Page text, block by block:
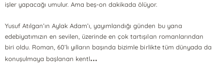
işler yapacağı umulur. Ama beş-on dakikada ölüyor.
Yusuf Atılgan’ın Aylak Adam’ı, yayımlandığı günden bu yana
edebiyatımızın en sevilen, üzerinde en çok tartışılan romanlarından
biri oldu. Roman, 60’lı yılların başında bizimle birlikte tüm dünyada da
konuşulmaya başlanan kentl...